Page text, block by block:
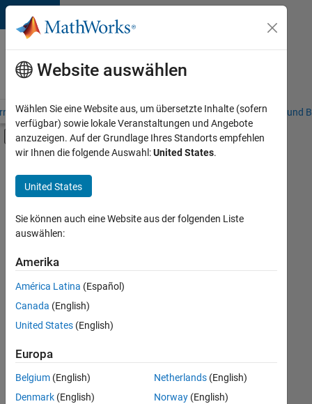
Weiter zum Inhalt
Karriere
bei
MathWorks
– Übersicht Stellensuche Niederlassungen Studierende und
Umschaltung für Off-Canvas-
Hauptinhalt
Information Technology
Commercial Sales
Customer Support
Education Sales
Inside Sales
Sales Operations
Marketing Communications
Finance and Operations
+8
Derzeit
es
keine
offenen
Stellen,
Ihren
Suchkriterien
entsprechen.
Website auswählen
Wählen Sie eine Website aus, um übersetzte Inhalte (sofern
verfügbar) sowie lokale Veranstaltungen und Angebote
anzuzeigen. Auf der Grundlage Ihres Standorts empfehlen
wir Ihnen die folgende Auswahl:United States.
United States
Sie können auch eine Website aus der folgenden Liste
auswählen:
Amerika
América Latina (Español)
Canada (English)
United States (English)
Europa
Belgium (English)
Denmark (English)
Netherlands(English)
Norway(English)